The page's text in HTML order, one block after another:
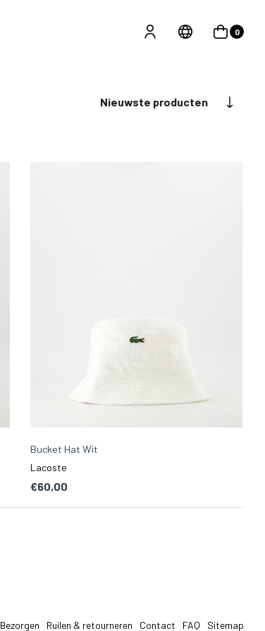
0
Nieuwste producten
Bucket Hat Wit
Lacoste
€60,00
Bezorgen Ruilen & retourneren Contact FAQ Sitemap